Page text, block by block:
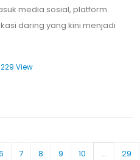
media sosial, platform
daring yang kini menjadi
229 View
7 8 9 10 ... 29